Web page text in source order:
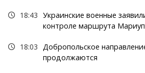
18:43 Украинские военные
контроле маршрута
18:03 Добропольское
продолжаются